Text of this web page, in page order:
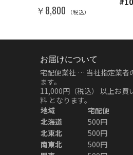
￥8,800 （税込）
お届けについて
宅配便業社 … 当社指定業者
ます。
11,000円（税込）
以上お買
料 となります。
地域
宅配便
北海道
500円
北東北
500円
南東北
500円